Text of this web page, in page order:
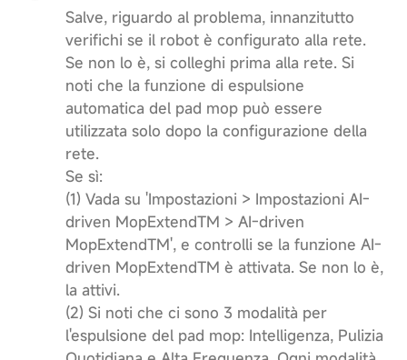
Salve, riguardo al problema, innanzitutto
verifichi se il robot è configurato alla rete.
Se non lo è, si colleghi prima alla rete. Si
noti che la funzione di espulsione
automatica del pad mop può essere
utilizzata solo dopo la configurazione della
rete.
Se sì:
(1) Vada su 'Impostazioni > Impostazioni AI-
driven MopExtendTM > AI-driven
MopExtendTM', e controlli se la funzione AI-
driven MopExtendTM è attivata. Se non lo è,
la attivi.
(2) Si noti che ci sono 3 modalità per
l'espulsione del pad mop: Intelligenza, Pulizia